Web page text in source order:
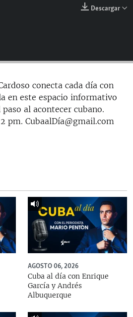
EN CUBA
Descargar
conecta cada día con
en este espacio informativo
al acontecer cubano.
pm. CubaalDía@gmail.com
AGOSTO 06, 2026
Cuba al día con Enrique
García y Andrés
Albuquerque